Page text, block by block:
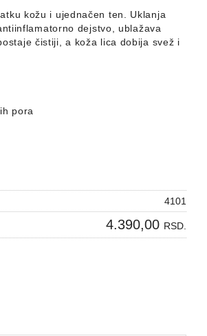
kožu i ujednačen ten. Uklanja
dejstvo, ublažava
čistiji, a koža lica dobija svež i
pora
4101
4.390,00 RSD.